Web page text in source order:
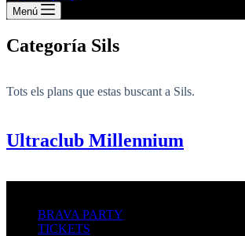
Menú
Categoría Sils
Tots els plans que estas buscant a Sils.
Ultraclub Millennium
BRAVA PARTY
TICKETS